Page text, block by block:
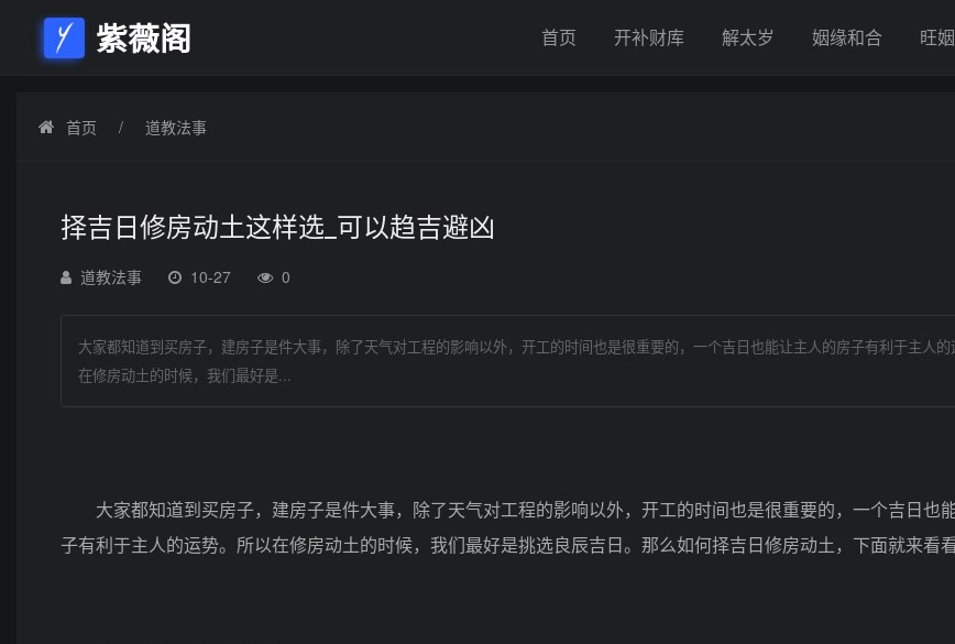
紫薇阁 首页 开补财库 解太岁 姻缘和合 旺
首页 道教法事
择吉日修房动土这样选_可以趋吉避凶
道教法事 10-27 0
大家都知道到买房子，建房子是件大事，除了天气对工程的影响以外，开工的时间也是很重要的，一个吉日也能让主人的房子有利于主人的
在修房动土的时候，我们最好是...
大家都知道到买房子，建房子是件大事，除了天气对工程的影响以外，开工的时间也是很重要的，一个吉日也
子有利于主人的运势。所以在修房动土的时候，我们最好是挑选良辰吉日。那么如何择吉日修房动土，下面就来看看